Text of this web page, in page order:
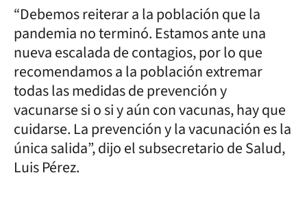
“Debemos reiterar a la población que la
pandemia no terminó. Estamos ante una
nueva escalada de contagios, por lo que
recomendamos a la población extremar
todas las medidas de prevención y
vacunarse si o si y aún con vacunas, hay que
cuidarse. La prevención y la vacunación es la
única salida”, dijo el subsecretario de Salud,
Luis Pérez.